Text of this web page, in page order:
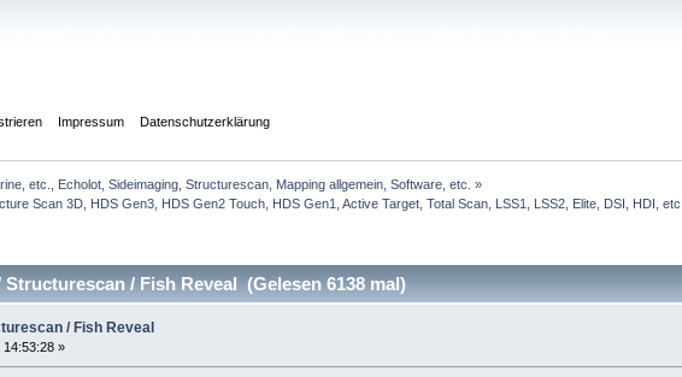
Impressum Datenschutzerklärung
etc., Echolot, Sideimaging, Structurescan, Mapping allgemein, Software, etc. »
Scan 3D, HDS Gen3, HDS Gen2 Touch, HDS Gen1, Active Target, Total Scan, LSS1, LSS2, Elite, DSI, HDI, etc..
Structurescan / Fish Reveal (Gelesen 6138 mal)
/ Fish Reveal
14:53:28 »